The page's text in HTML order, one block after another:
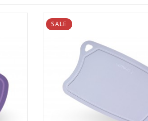
SALE